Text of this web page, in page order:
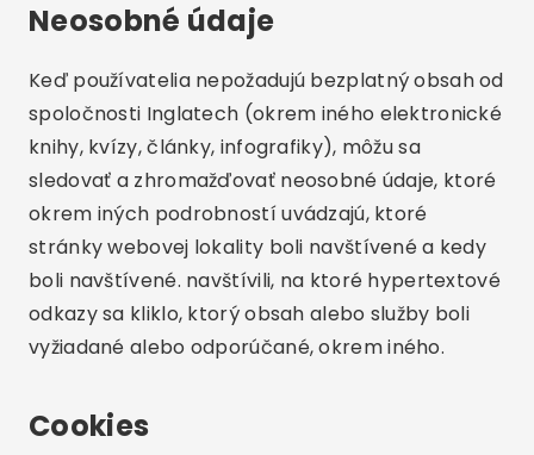
Neosobné údaje
Keď používatelia nepožadujú bezplatný obsah od
spoločnosti Inglatech (okrem iného elektronické
knihy, kvízy, články, infografiky), môžu sa
sledovať a zhromažďovať neosobné údaje, ktoré
okrem iných podrobností uvádzajú, ktoré
stránky webovej lokality boli navštívené a kedy
boli navštívené. navštívili, na ktoré hypertextové
odkazy sa kliklo, ktorý obsah alebo služby boli
vyžiadané alebo odporúčané, okrem iného.
Cookies